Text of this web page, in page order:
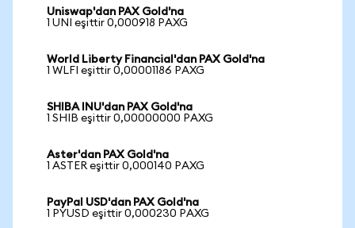
Uniswap'dan PAX Gold'na
1 UNI eşittir 0,000918 PAXG
World Liberty Financial'dan PAX Gold'na
1 WLFI eşittir 0,00001186 PAXG
SHIBA INU'dan PAX Gold'na
1 SHIB eşittir 0,00000000 PAXG
Aster'dan PAX Gold'na
1 ASTER eşittir 0,000140 PAXG
PayPal USD'dan PAX Gold'na
1 PYUSD eşittir 0,000230 PAXG